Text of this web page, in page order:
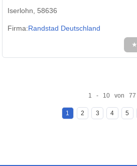
Iserlohn, 58636
Firma:Randstad Deutschland
★
1 - 10 von 77
1 2 3 4 5